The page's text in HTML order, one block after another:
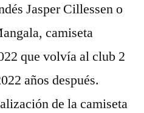
Jasper Cillessen o
camiseta
que volvía al club 2
años después.
de la camiseta